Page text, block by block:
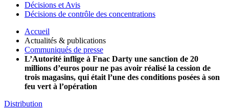
Décisions et Avis
Décisions de contrôle des concentrations
Accueil
Actualités & publications
Communiqués de presse
L’Autorité inflige à Fnac Darty une sanction de 20
millions d’euros pour ne pas avoir réalisé la cession de
trois magasins, qui était l’une des conditions posées à son
feu vert à l’opération
Distribution